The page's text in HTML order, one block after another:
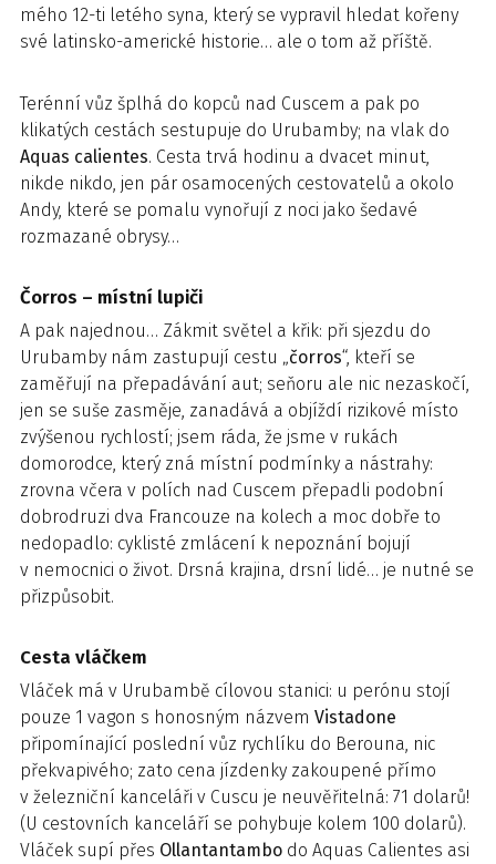
mého 12-ti letého syna, který se vypravil hledat kořeny
své latinsko-americké historie… ale o tom až příště.
Terénní vůz šplhá do kopců nad Cuscem a pak po
klikatých cestách sestupuje do Urubamby; na vlak do
Aquas calientes. Cesta trvá hodinu a dvacet minut,
nikde nikdo, jen pár osamocených cestovatelů a okolo
Andy, které se pomalu vynořují z noci jako šedavé
rozmazané obrysy…
Čorros – místní lupiči
A pak najednou… Zákmit světel a křik: při sjezdu do
Urubamby nám zastupují cestu „čorros“, kteří se
zaměřují na přepadávání aut; seňoru ale nic nezaskočí,
jen se suše zasměje, zanadává a objíždí rizikové místo
zvýšenou rychlostí; jsem ráda, že jsme v rukách
domorodce, který zná místní podmínky a nástrahy:
zrovna včera v polích nad Cuscem přepadli podobní
dobrodruzi dva Francouze na kolech a moc dobře to
nedopadlo: cyklisté zmlácení k nepoznání bojují
v nemocnici o život. Drsná krajina, drsní lidé… je nutné se
přizpůsobit.
Cesta vláčkem
Vláček má v Urubambě cílovou stanici: u perónu stojí
pouze 1 vagon s honosným názvem Vistadone
připomínající poslední vůz rychlíku do Berouna, nic
překvapivého; zato cena jízdenky zakoupené přímo
v železniční kanceláři v Cuscu je neuvěřitelná: 71 dolarů!
(U cestovních kanceláří se pohybuje kolem 100 dolarů).
Vláček supí přes Ollantantambo do Aquas Calientes asi